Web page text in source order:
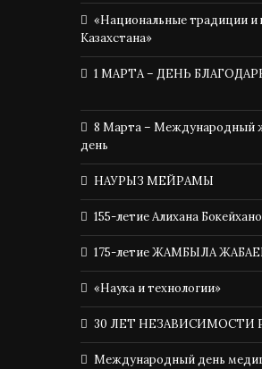
«Национальные традиции и
Казахстана»
1 МАРТА – ДЕНЬ
8 Марта – Международный
день
НАУРЫЗ МЕЙРАМЫ
155-летие Алихана
175-летие ЖАМБЫЛА
«Наука и технологии»
30 ЛЕТ НЕЗАВИСИМОСТИ
Международный день